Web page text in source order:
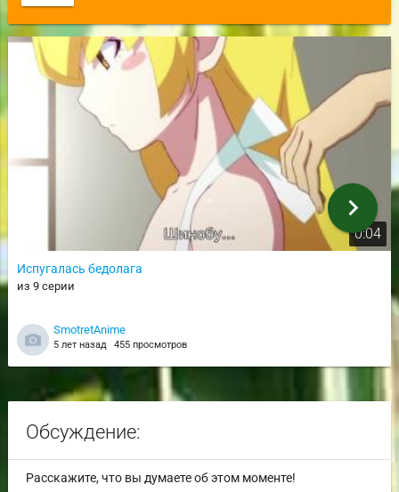
0:04
Испугалась бедолага
из 9 серии
SmotretAnime
5 лет назад 455 просмотров
chevron_right
Обсуждение:
Расскажите, что вы думаете об этом моменте!